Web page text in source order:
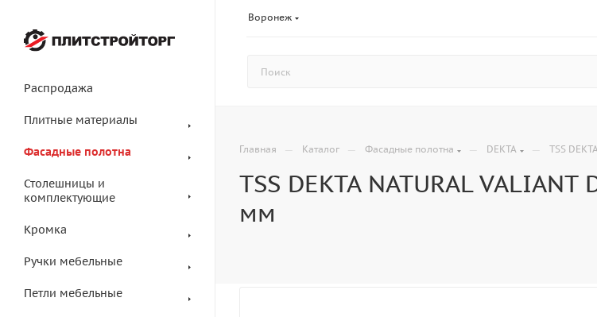
Воронеж
Распродажа
Плитные материалы
Фасадные полотна
Столешницы и
комплектующие
Кромка
Ручки мебельные
Петли мебельные
Главная — Каталог — Фасадные полотна — DEKTA — TSS
TSS DEKTA NATURAL
мм